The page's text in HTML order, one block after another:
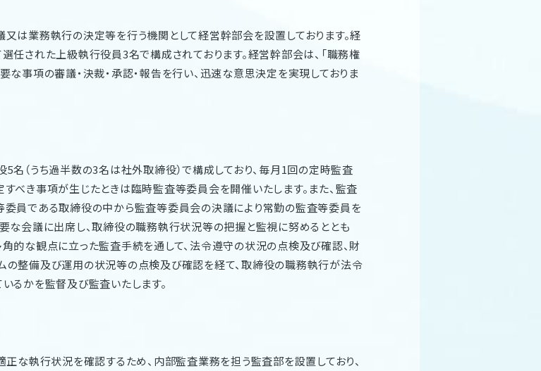
は業務執行の決定等を行う機関として経営幹部会を設置しております。経
された上級執行役員3名で構成されております。経営幹部会は、「職務権
事項の審議・決裁・承認・報告を行い、迅速な意思決定を実現しておりま
（うち過半数の3名は社外取締役）で構成しており、毎月1回の定時監査
べき事項が生じたときは臨時監査等委員会を開催いたします。また、監査
員である取締役の中から監査等委員会の決議により常勤の監査等委員を
な会議に出席し、取締役の職務執行状況等の把握と監視に努めるととも
的な観点に立った監査手続を通して、法令遵守の状況の点検及び確認、財
整備及び運用の状況等の点検及び確認を経て、取締役の職務執行が法令
るかを監督及び監査いたします。
正な執行状況を確認するため、内部監査業務を担う監査部を設置しており、